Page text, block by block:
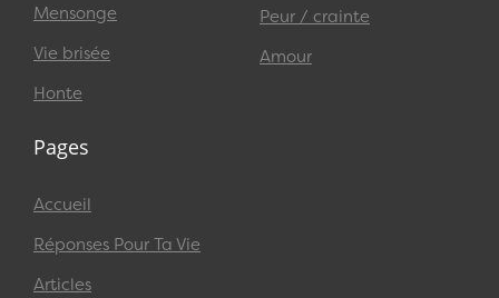
Mensonge
Vie brisée
Honte
Peur / crainte
Amour
Pages
Accueil
Réponses Pour Ta Vie
Articles